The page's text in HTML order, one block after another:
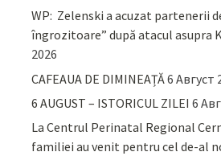
WP: Zelenski a acuzat partenerii
îngrozitoare” după atacul asupra
2026
CAFEAUA DE DIMINEAȚĂ6 Август
6 AUGUST – ISTORICUL ZILEI 6
La Centrul Perinatal Regional
familiei au venit pentru cel de-al